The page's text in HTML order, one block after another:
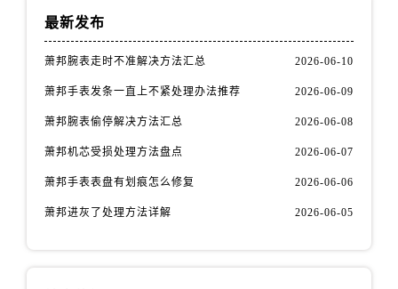
最新发布
萧邦腕表走时不准解决方法汇总 2026-06-10
萧邦手表发条一直上不紧处理办法推荐 2026-06-09
萧邦腕表偷停解决方法汇总 2026-06-08
萧邦机芯受损处理方法盘点 2026-06-07
萧邦手表表盘有划痕怎么修复 2026-06-06
萧邦进灰了处理方法详解 2026-06-05